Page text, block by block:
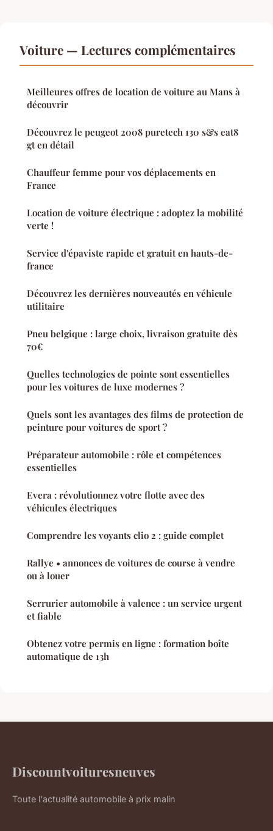
Voiture — Lectures complémentaires
Meilleures offres de location de voiture au Mans à
découvrir
Découvrez le peugeot 2008 puretech 130 s&s eat8
gt en détail
Chauffeur femme pour vos déplacements en
France
Location de voiture électrique : adoptez la mobilité
verte !
Service d'épaviste rapide et gratuit en hauts-de-
france
Découvrez les dernières nouveautés en véhicule
utilitaire
Pneu belgique : large choix, livraison gratuite dès
70€
Quelles technologies de pointe sont essentielles
pour les voitures de luxe modernes ?
Quels sont les avantages des films de protection de
peinture pour voitures de sport ?
Préparateur automobile : rôle et compétences
essentielles
Evera : révolutionnez votre flotte avec des
véhicules électriques
Comprendre les voyants clio 2 : guide complet
Rallye • annonces de voitures de course à vendre
ou à louer
Serrurier automobile à valence : un service urgent
et fiable
Obtenez votre permis en ligne : formation boîte
automatique de 13h
Discountvoituresneuves
Toute l'actualité automobile à prix malin